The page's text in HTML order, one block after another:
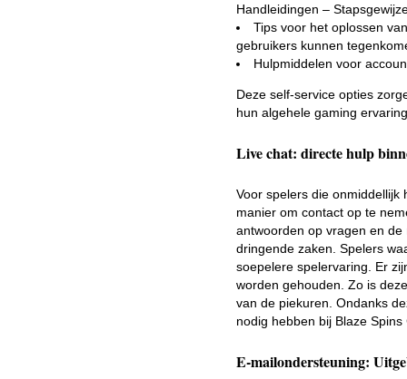
Handleidingen –
Tips voor het oplossen
gebruikers kunnen
Hulpmiddelen voor
Deze self-service opties
hun algehele gaming
Live chat: directe hulp
Voor spelers die onmiddellijk
manier om contact op te
antwoorden op vragen en
dringende zaken. Spelers
soepelere spelervaring. Er
worden gehouden. Zo is
van de piekuren. Ondanks
nodig hebben bij Blaze Spins
E-mailondersteuning: